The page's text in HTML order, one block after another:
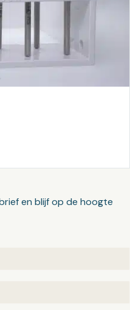
en blijf op de hoogte